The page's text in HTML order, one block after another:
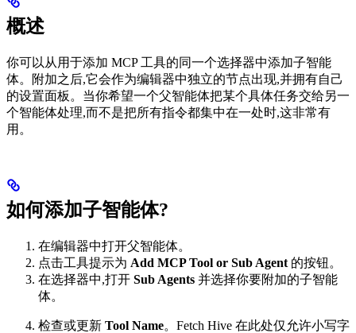
概述
你可以从用于添加 MCP 工具的同一个选择器中添加子智能
体。附加之后,它会作为编辑器中独立的节点出现,并拥有自己
的设置面板。当你希望一个父智能体把某个具体任务交给另一
个智能体处理,而不是把所有指令都集中在一处时,这非常有
用。
如何添加子智能体?
在编辑器中打开父智能体。
点击工具提示为 Add MCP Tool or Sub Agent 的按钮。
在选择器中,打开 Sub Agents 并选择你要附加的子智能
体。
检查或更新 Tool Name。Fetch Hive 在此处仅允许小写字